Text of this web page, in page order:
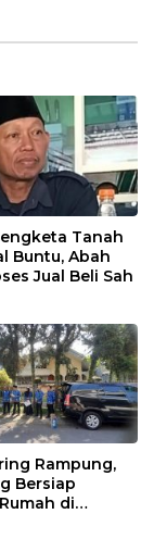
Tanah
Buntu, Abah
Jual Beli Sah
Rampung,
Bersiap
di